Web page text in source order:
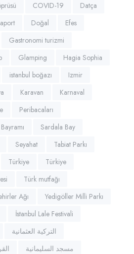
COVID-19
Datça
Doğal
Efes
Gastronomi turizmi
Glamping
Hagia Sophia
istanbul boğazı
Izmir
Karavan
Karnaval
Peribacaları
Sardala Bay
Seyahat
Tabiat Parkı
Türkiye
Türkiye
Türk mutfağı
Ağı
Yedigöller Milli Parkı
İstanbul Lale Festivali
التركية العثمانية
مسجد السليمانية